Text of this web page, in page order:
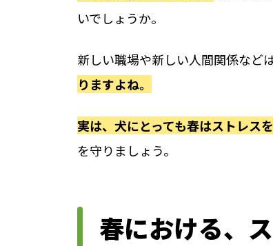
いでしょうか。
新しい職場や新しい人間関係など
りますよね。
実は、犬にとっても春はストレス
を守りましょう。
春における、